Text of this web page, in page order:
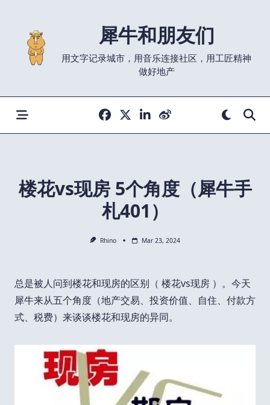
content
犀牛和朋友们
用文字记录城市，用音乐连接社区，用工匠精神
做好地产
楼花vs现房 5个角度（犀牛手
札401）
Rhino Mar 23, 2024
总是被人问到楼花和现房的区别（ 楼花vs现房 ）。今天
犀牛来从五个角度（地产交易、投资价值、自住、付款方
式、税费）来谈谈楼花和现房的异同。